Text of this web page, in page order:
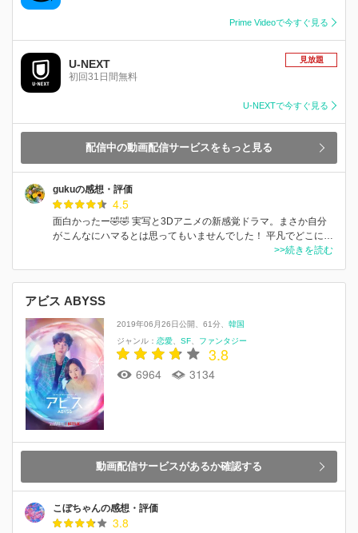
Prime Videoで今すぐ見る
U-NEXT
初回31日間無料
見放題
U-NEXTで今すぐ見る
配信中の動画配信サービスをもっと見る
gukuの感想・評価
4.5
面白かったー🤣🤣 実写と3Dアニメの新感覚ドラマ。まさか自分
がこんなにハマるとは思ってもいませんでした！ 平凡でどこに…
>>続きを読む
アビス ABYSS
2019年06月26日公開 61分
韓国
ジャンル： 恋愛 SF ファンタジー
3.8
6964 3134
動画配信サービスがあるか確認する
こぼちゃんの感想・評価
3.8